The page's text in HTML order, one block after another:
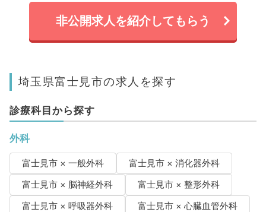
非公開求人を紹介してもらう
埼玉県富士見市の求人を探す
診療科目から探す
外科
富士見市 × 一般外科
富士見市 × 消化器外科
富士見市 × 脳神経外科
富士見市 × 整形外科
富士見市 × 呼吸器外科
富士見市 × 心臓血管外科